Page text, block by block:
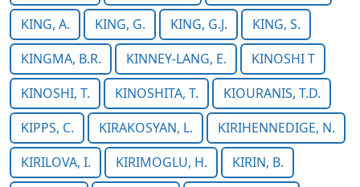
KING, A.
KING, G. KING, G.J.
KING, S.
KINGMA, B.R.
KINNEY-LANG, E.
KINOSHI T
KINOSHI, T.
KINOSHITA, T.
KIOURANIS, T.D.
KIPPS, C.
KIRAKOSYAN, L.
KIRIHENNEDIGE, N.
KIRILOVA, I.
KIRIMOGLU, H.
KIRIN, B.